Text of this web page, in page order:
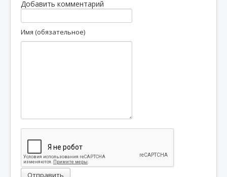
Добавить комментарий
Имя (обязательное)
Отправить